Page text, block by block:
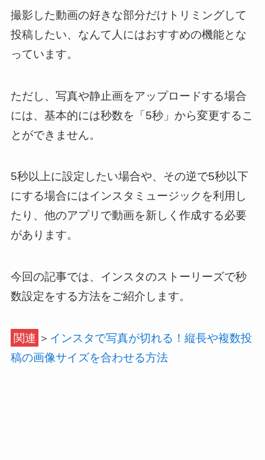
撮影した動画の好きな部分だけトリミングして
投稿したい、なんて人にはおすすめの機能とな
っています。
ただし、写真や静止画をアップロードする場合
には、基本的には秒数を「5秒」から変更するこ
とができません。
5秒以上に設定したい場合や、その逆で5秒以下
にする場合にはインスタミュージックを利用し
たり、他のアプリで動画を新しく作成する必要
があります。
今回の記事では、インスタのストーリーズで秒
数設定をする方法をご紹介します。
関連 ＞ インスタで写真が切れる！縦長や複数投
稿の画像サイズを合わせる方法